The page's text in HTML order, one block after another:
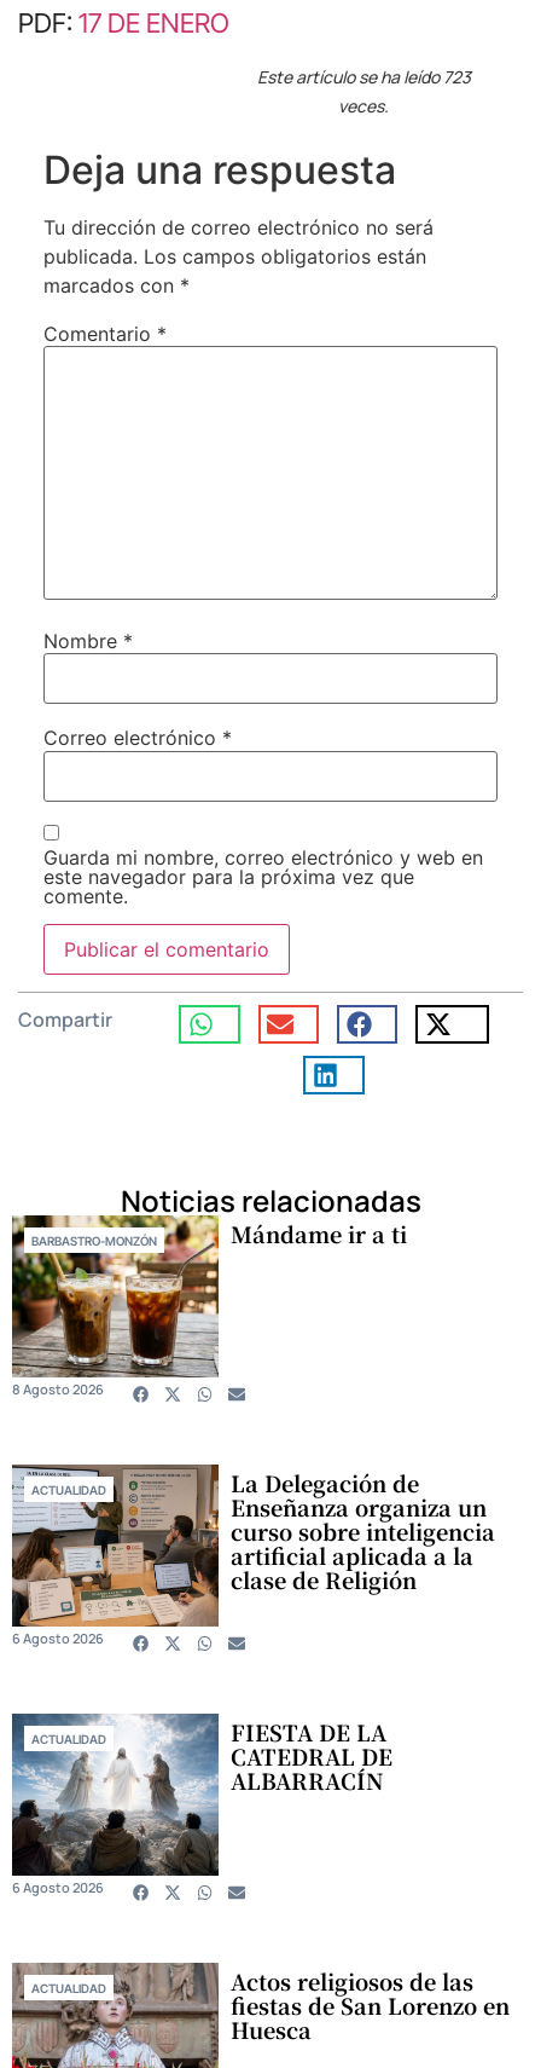
PDF: 17 DE ENERO
Este artículo se ha leído 723
veces.
Deja una respuesta
Tu dirección de correo electrónico no será
publicada. Los campos obligatorios están
marcados con *
Comentario *
Nombre *
Correo electrónico *
Guarda mi nombre, correo electrónico y web en
este navegador para la próxima vez que
comente.
Compartir
Noticias relacionadas
BARBASTRO-MONZÓN Mándame ir a ti
8 Agosto 2026
ACTUALIDAD La Delegación de
Enseñanza organiza un
curso sobre inteligencia
artificial aplicada a la
clase de Religión
6 Agosto 2026
ACTUALIDAD FIESTA DE LA
CATEDRAL DE
ALBARRACÍN
6 Agosto 2026
ACTUALIDAD Actos religiosos de las
fiestas de San Lorenzo en
Huesca